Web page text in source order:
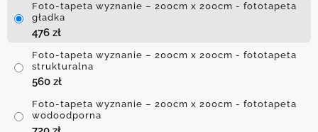
Foto-tapeta wyznanie – 200cm x 200cm - fototapeta
gładka
476 zł
Foto-tapeta wyznanie – 200cm x 200cm - fototapeta
strukturalna
560 zł
Foto-tapeta wyznanie – 200cm x 200cm - fototapeta
wodoodporna